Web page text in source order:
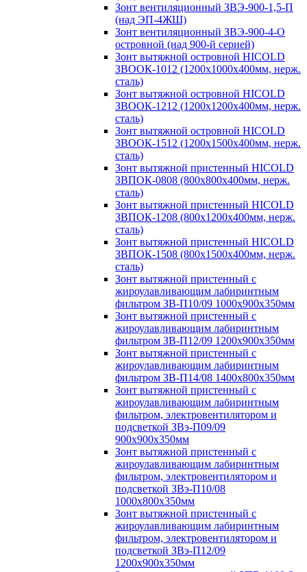
Зонт вентиляционный ЗВЭ-900-1,5-П
(над ЭП-4ЖШ)
Зонт вентиляционный ЗВЭ-900-4-О
островной (над 900-й серией)
Зонт вытяжной островной HICOLD
ЗВООК-1012 (1200х1000х400мм, нерж.
сталь)
Зонт вытяжной островной HICOLD
ЗВООК-1212 (1200x1200x400мм, нерж.
сталь)
Зонт вытяжной островной HICOLD
ЗВООК-1512 (1200х1500х400мм, нерж.
сталь)
Зонт вытяжной пристенный HICOLD
ЗВПОК-0808 (800х800х400мм, нерж.
сталь)
Зонт вытяжной пристенный HICOLD
ЗВПОК-1208 (800х1200х400мм, нерж.
сталь)
Зонт вытяжной пристенный HICOLD
ЗВПОК-1508 (800х1500х400мм, нерж.
сталь)
Зонт вытяжной пристенный с
жироулавливающим лабиринтным
фильтром ЗВ-П10/09 1000х900х350мм
Зонт вытяжной пристенный с
жироулавливающим лабиринтным
фильтром ЗВ-П12/09 1200х900х350мм
Зонт вытяжной пристенный с
жироулавливающим лабиринтным
фильтром ЗВ-П14/08 1400х800х350мм
Зонт вытяжной пристенный с
жироулавливающим лабиринтным
фильтром, электровентилятором и
подсветкой ЗВэ-П09/09
900х900х350мм
Зонт вытяжной пристенный с
жироулавливающим лабиринтным
фильтром, электровентилятором и
подсветкой ЗВэ-П10/08
1000х800х350мм
Зонт вытяжной пристенный с
жироулавливающим лабиринтным
фильтром, электровентилятором и
подсветкой ЗВэ-П12/09
1200х900х350мм